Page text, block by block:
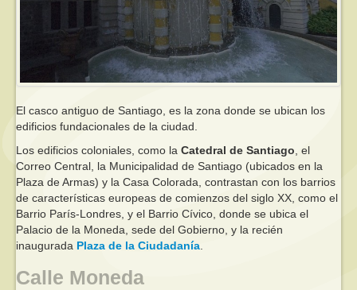
El casco antiguo de Santiago, es la zona donde se ubican los
edificios fundacionales de la ciudad.
Los edificios coloniales, como la Catedral de Santiago, el
Correo Central, la Municipalidad de Santiago (ubicados en la
Plaza de Armas) y la Casa Colorada, contrastan con los barrios
de características europeas de comienzos del siglo XX, como el
Barrio París-Londres, y el Barrio Cívico, donde se ubica el
Palacio de la Moneda, sede del Gobierno, y la recién
inaugurada Plaza de la Ciudadanía.
Calle Moneda